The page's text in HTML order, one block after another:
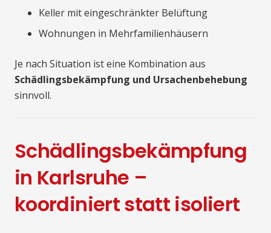
Keller mit eingeschränkter Belüftung
Wohnungen in Mehrfamilienhäusern
Je nach Situation ist eine Kombination aus
Schädlingsbekämpfung und Ursachenbehebung
sinnvoll.
Schädlingsbekämpfung
in Karlsruhe –
koordiniert statt isoliert